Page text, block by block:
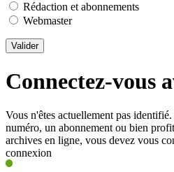
Rédaction et abonnements
Webmaster
Valider
Connectez-vous
Vous n'êtes actuellement pas
numéro, un abonnement ou bien
archives en ligne, vous devez vous
connexion